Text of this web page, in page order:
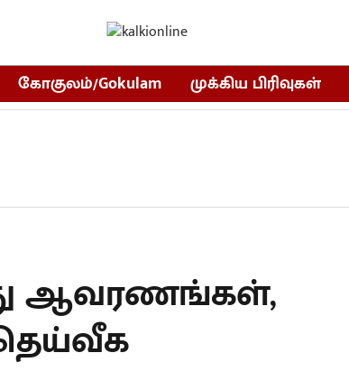
கோகுலம்/Gokulam முக்கிய பிரிவுகள்
ஆவரணங்கள்,